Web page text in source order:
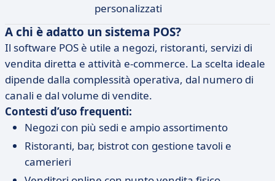
personalizzati
A chi è adatto un sistema POS?
Il software POS è utile a negozi, ristoranti, servizi di
vendita diretta e attività e-commerce. La scelta ideale
dipende dalla complessità operativa, dal numero di
canali e dal volume di vendite.
Contesti d’uso frequenti:
Negozi con più sedi e ampio assortimento
Ristoranti, bar, bistrot con gestione tavoli e
camerieri